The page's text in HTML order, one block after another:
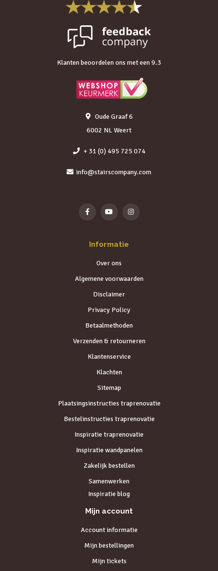
Klanten beoordelen ons met een 9.3
Oude Graaf 6
6002 NL Weert
+ 31 (0) 495 725 074
info@stairscompany.com
Informatie
Over ons
Algemene voorwaarden
Disclaimer
Privacy Policy
Betaalmethoden
Verzenden & retourneren
Klantenservice
Klachten
Sitemap
Plaatsingsinstructies traprenovatie
Bestelinstructies traprenovatie
Inspiratie traprenovatie
Inspiratie wandpanelen
Zakelijk bestellen
Samenwerken
Inspiratie blog
Mijn account
Account informatie
Mijn bestellingen
Mijn tickets